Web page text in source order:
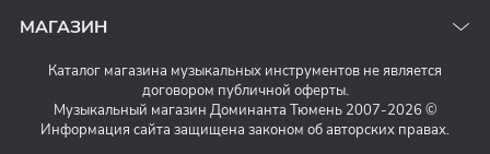
МАГАЗИН
Каталог магазина музыкальных инструментов не является
договором публичной оферты.
Музыкальный магазин Доминанта Тюмень 2007-2026 ©
Информация сайта защищена законом об авторских правах.